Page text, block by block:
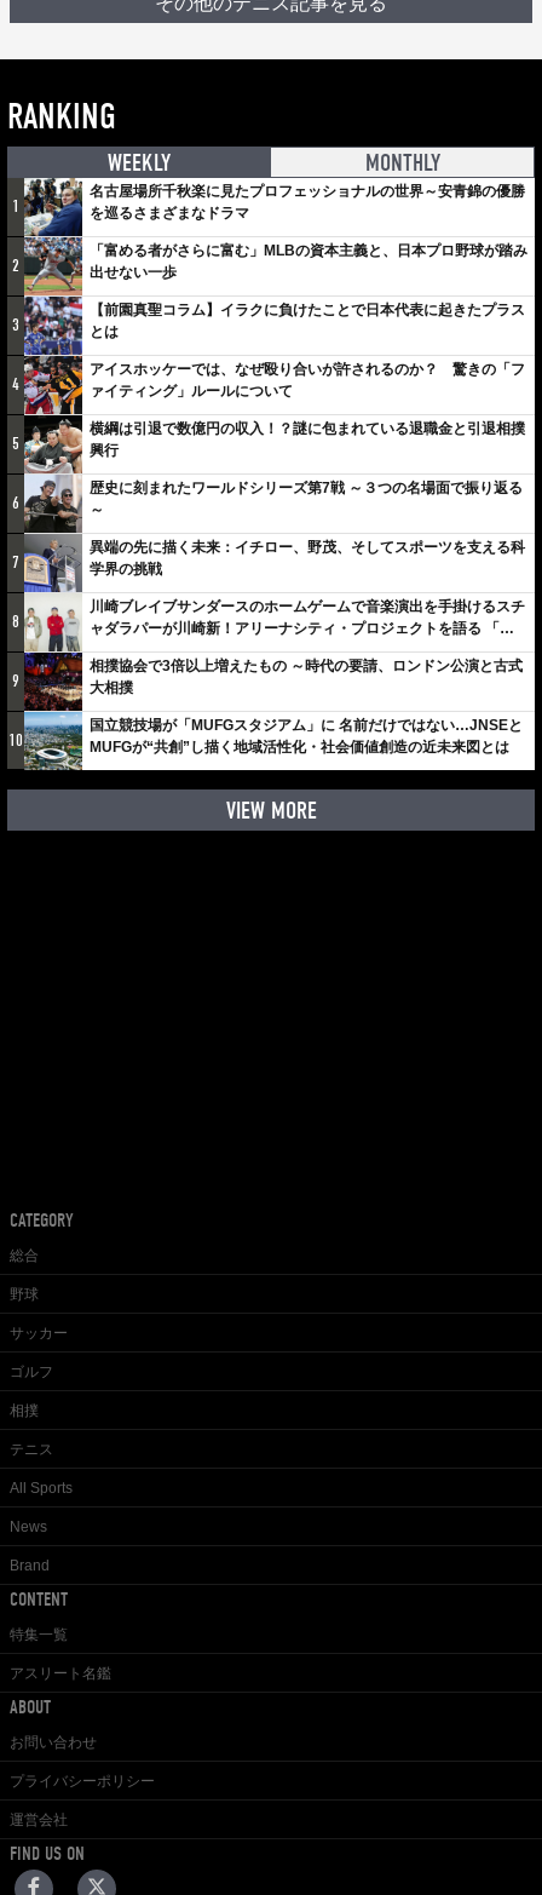
RANKING
WEEKLY MONTHLY
1
名古屋場所千秋楽に見たプロフェッショナルの世界～安青錦の優勝
を巡るさまざまなドラマ
2
「富める者がさらに富む」MLBの資本主義と、日本プロ野球が踏み
出せない一歩
3
【前園真聖コラム】イラクに負けたことで日本代表に起きたプラス
とは
4
アイスホッケーでは、なぜ殴り合いが許されるのか？ 驚きの「フ
ァイティング」ルールについて
5
横綱は引退で数億円の収入！？謎に包まれている退職金と引退相撲
興行
6
歴史に刻まれたワールドシリーズ第7戦 ～３つの名場面で振り返る
～
7
異端の先に描く未来：イチロー、野茂、そしてスポーツを支える科
学界の挑戦
8
川崎ブレイブサンダースのホームゲームで音楽演出を手掛けるスチ
ャダラパーが川崎新！アリーナシティ・プロジェクトを語る 「楽
しみでしかないでしょ。川崎は、ずっと成長曲線だから」
9
相撲協会で3倍以上増えたもの ～時代の要請、ロンドン公演と古式
大相撲
10
国立競技場が「MUFGスタジアム」に 名前だけではない…JNSEと
MUFGが“共創”し描く地域活性化・社会価値創造の近未来図とは
VIEW MORE
CATEGORY
総合
野球
サッカー
ゴルフ
相撲
テニス
All Sports
News
Brand
CONTENT
特集一覧
アスリート名鑑
ABOUT
お問い合わせ
プライバシーポリシー
運営会社
FIND US ON